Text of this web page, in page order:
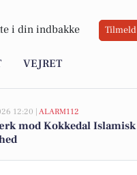
i din indbakke Tilmeld
VEJRET
12:20 | ALARM112
mod Kokkedal Islamisk